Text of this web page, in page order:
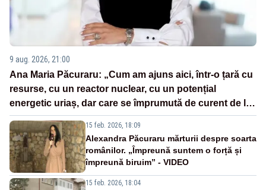
9 aug. 2026, 21:00
Ana Maria Păcuraru: „Cum am ajuns aici, într-o țară cu
resurse, cu un reactor nuclear, cu un potențial
energetic uriaș, dar care se împrumută de curent de la
vecini?”
15 feb. 2026, 18:09
Alexandra Păcuraru mărturii despre soarta
românilor. „Împreună suntem o forță și
împreună biruim” - VIDEO
15 feb. 2026, 18:04